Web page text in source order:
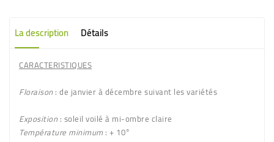
La description Détails
CARACTERISTIQUES
Floraison: de janvier à décembre suivant les variétés
Exposition: soleil voilé à mi-ombre claire
Température minimum : + 10°